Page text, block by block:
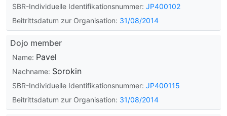
SBR-Individuelle Identifikationsnummer: JP400102
Beitrittsdatum zur Organisation: 31/08/2014
Dojo member
Name: Pavel
Nachname: Sorokin
SBR-Individuelle Identifikationsnummer: JP400115
Beitrittsdatum zur Organisation: 31/08/2014